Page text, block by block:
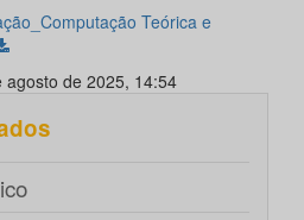
Teórica e
agosto de 2025, 14:54